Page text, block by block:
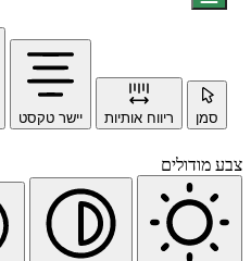
סמן ריווח אותיות יישר טקסט
צבע מודולים